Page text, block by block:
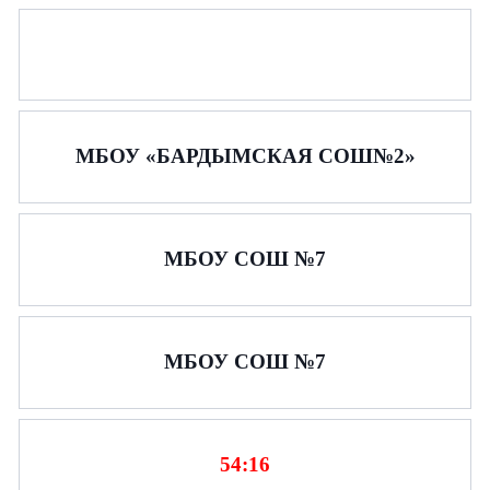
МБОУ «БАРДЫМСКАЯ СОШ№2»
МБОУ СОШ №7
МБОУ СОШ №7
54:16
Телефон
Сообщение
Телефон
Сообщение
Отправить